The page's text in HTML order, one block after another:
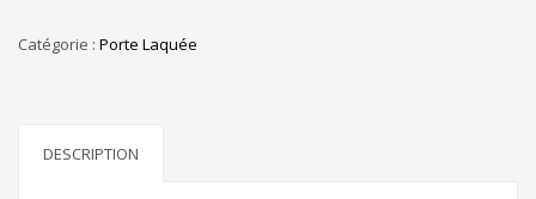
Catégorie : Porte Laquée
DESCRIPTION